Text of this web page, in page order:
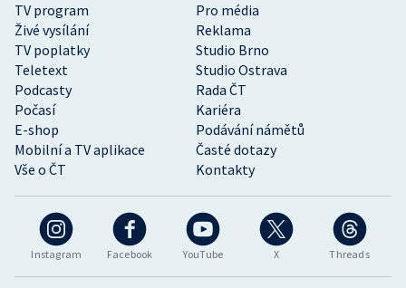
Instagram Facebook YouTube X Threads
TV program
Pro média
Živé vysílání
Reklama
TV poplatky
Studio Brno
Teletext
Studio Ostrava
Podcasty
Rada ČT
Počasí
Kariéra
E-shop
Podávání námětů
Mobilní a TV aplikace
Časté dotazy
Vše o ČT
Kontakty